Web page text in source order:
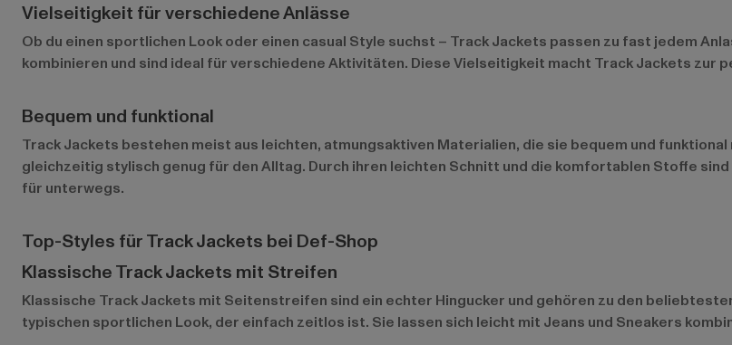
Vielseitigkeit für verschiedene Anlässe
Ob du einen sportlichen Look oder einen casual Style suchst – Track Jackets passen zu fast jedem
kombinieren und sind ideal für verschiedene Aktivitäten. Diese Vielseitigkeit macht Track Jackets
Bequem und funktional
Track Jackets bestehen meist aus leichten, atmungsaktiven Materialien, die sie bequem und
gleichzeitig stylisch genug für den Alltag. Durch ihren leichten Schnitt und die komfortablen Stoffe
für unterwegs.
Top-Styles für Track Jackets bei Def-Shop
Klassische Track Jackets mit Streifen
Klassische Track Jackets mit Seitenstreifen sind ein echter Hingucker und gehören zu den
typischen sportlichen Look, der einfach zeitlos ist. Sie lassen sich leicht mit Jeans und Sneakers